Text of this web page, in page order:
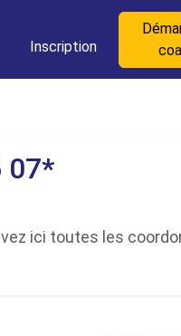
Inscription
07*
ici toutes les